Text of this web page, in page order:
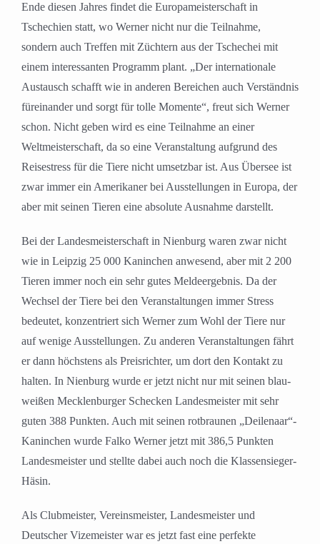
Ende diesen Jahres findet die Europameisterschaft in
Tschechien statt, wo Werner nicht nur die Teilnahme,
sondern auch Treffen mit Züchtern aus der Tschechei mit
einem interessanten Programm plant. „Der internationale
Austausch schafft wie in anderen Bereichen auch Verständnis
füreinander und sorgt für tolle Momente“, freut sich Werner
schon. Nicht geben wird es eine Teilnahme an einer
Weltmeisterschaft, da so eine Veranstaltung aufgrund des
Reisestress für die Tiere nicht umsetzbar ist. Aus Übersee ist
zwar immer ein Amerikaner bei Ausstellungen in Europa, der
aber mit seinen Tieren eine absolute Ausnahme darstellt.
Bei der Landesmeisterschaft in Nienburg waren zwar nicht
wie in Leipzig 25 000 Kaninchen anwesend, aber mit 2 200
Tieren immer noch ein sehr gutes Meldeergebnis. Da der
Wechsel der Tiere bei den Veranstaltungen immer Stress
bedeutet, konzentriert sich Werner zum Wohl der Tiere nur
auf wenige Ausstellungen. Zu anderen Veranstaltungen fährt
er dann höchstens als Preisrichter, um dort den Kontakt zu
halten. In Nienburg wurde er jetzt nicht nur mit seinen blau-
weißen Mecklenburger Schecken Landesmeister mit sehr
guten 388 Punkten. Auch mit seinen rotbraunen „Deilenaar“-
Kaninchen wurde Falko Werner jetzt mit 386,5 Punkten
Landesmeister und stellte dabei auch noch die Klassensieger-
Häsin.
Als Clubmeister, Vereinsmeister, Landesmeister und
Deutscher Vizemeister war es jetzt fast eine perfekte